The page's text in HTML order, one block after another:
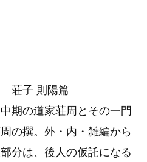
子 則陽篇
期の道家荘周とその一門
の撰。外・内・雑編から
分は、後人の仮託になる